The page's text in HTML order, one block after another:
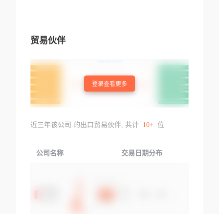
贸易伙伴
登录查看更多
近三年该公司 的出口贸易伙伴, 共计 10+ 位
公司名称 交易日期分布